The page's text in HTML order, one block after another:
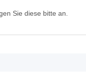
Sie diese bitte an.